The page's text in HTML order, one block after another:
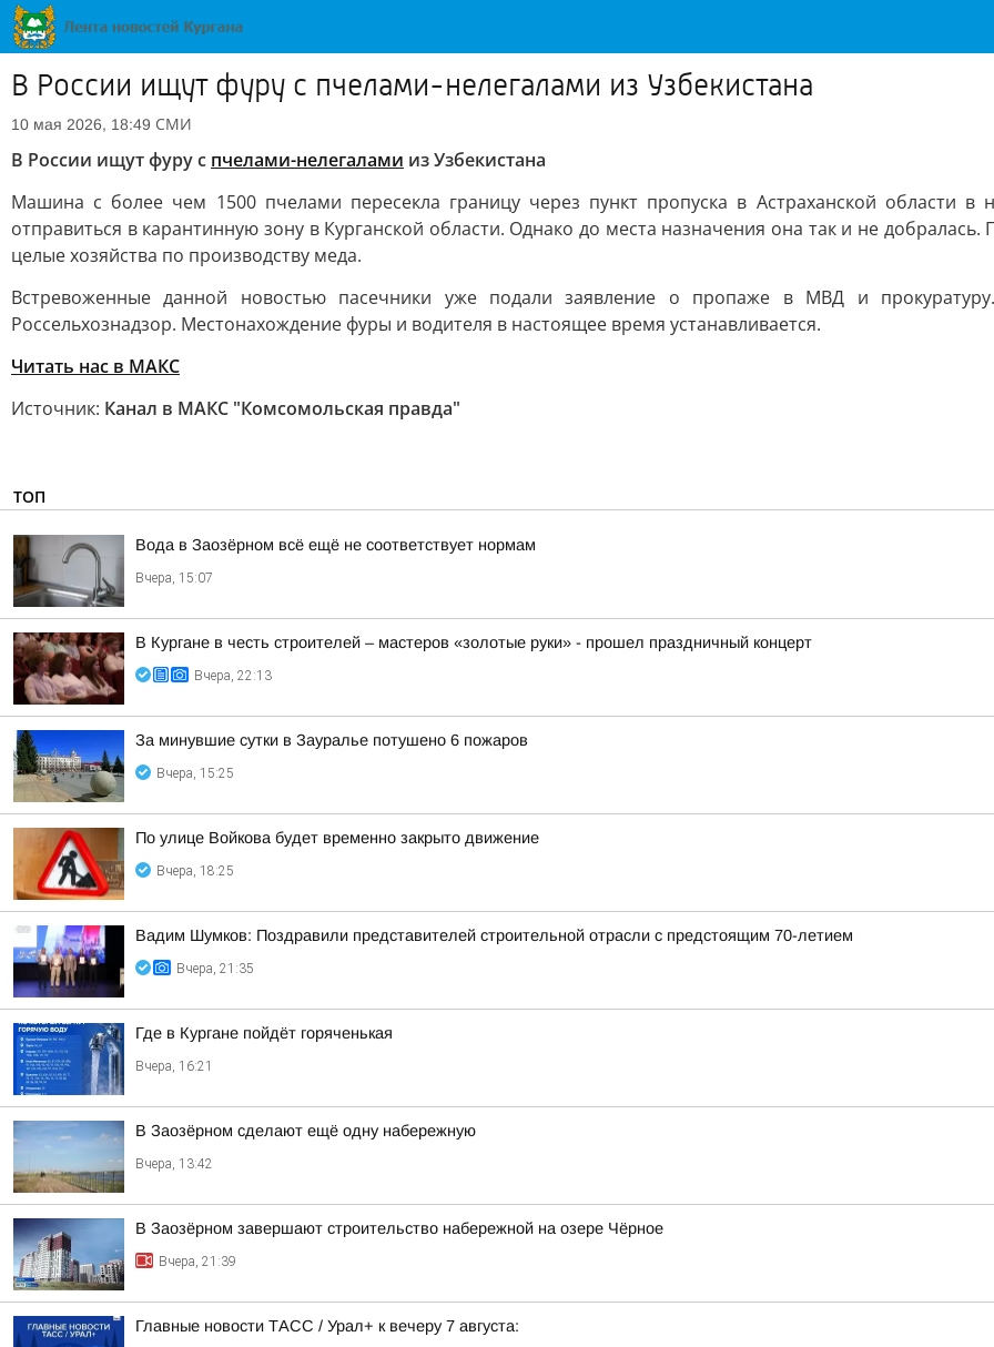
В России ищут фуру с пчелами-нелегалами из Узбекистана
10 мая 2026, 18:49 СМИ
В России ищут фуру с пчелами-нелегалами из Узбекистана
Машина с более чем 1500 пчелами пересекла границу через пункт пропуска в Астраханской области
отправиться в карантинную зону в Курганской области. Однако до места назначения она так и не
целые хозяйства по производству меда.
Встревоженные данной новостью пасечники уже подали заявление о пропаже в МВД и
Россельхознадзор. Местонахождение фуры и водителя в настоящее время устанавливается.
Читать нас в MAКС
Источник: Канал в МАКС "Комсомольская правда"
ТОП
Вода в Заозёрном всё ещё не соответствует нормам
Вчера, 15:07
В Кургане в честь строителей – мастеров «золотые руки» - прошел праздничный концерт
Вчера, 22:13
За минувшие сутки в Зауралье потушено 6 пожаров
Вчера, 15:25
По улице Войкова будет временно закрыто движение
Вчера, 18:25
Вадим Шумков: Поздравили представителей строительной отрасли с предстоящим 70-летием
Вчера, 21:35
Где в Кургане пойдёт горяченькая
Вчера, 16:21
В Заозёрном сделают ещё одну набережную
Вчера, 13:42
В Заозёрном завершают строительство набережной на озере Чёрное
Вчера, 21:39
Главные новости ТАСС / Урал+ к вечеру 7 августа: